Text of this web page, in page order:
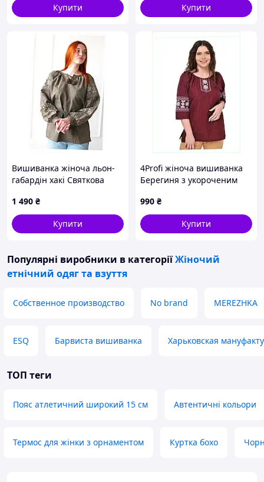
Купити
Купити
Вишиванка жіноча льон-
габардін хакі Святкова
1 490 ₴
Купити
4Profi жіноча вишиванка
Берегиня з укороченим
990 ₴
Купити
Популярні виробники в категоріїЖіночий
етнічний одяг та взуття
Собственное производство No brand MEREZHKA
ESQ Барвиста вишиванка Харьковская
ТОП теги
Пояс атлетичний широкий 15 см Автентичні кольори
Термос для жінки з орнаментом Куртка бохо